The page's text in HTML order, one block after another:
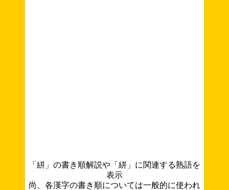
「絣」の書き順解説や「絣」に関連する熟語を
表示
尚、各漢字の書き順については一般的に使われ